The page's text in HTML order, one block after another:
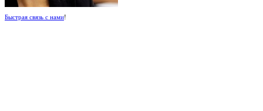
Быстрая связь с нами!